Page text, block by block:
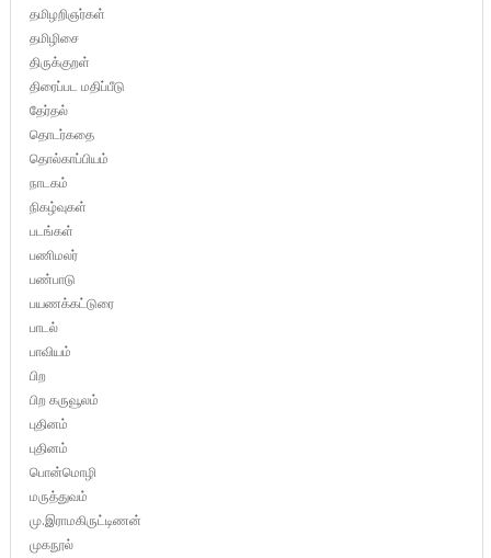
தமிழறிஞர்கள்
தமிழிசை
திருக்குறள்
திரைப்பட மதிப்பீடு
தேர்தல்
தொடர்கதை
தொல்காப்பியம்
நாடகம்
நிகழ்வுகள்
படங்கள்
பணிமலர்
பண்பாடு
பயணக்கட்டுரை
பாடல்
பாவியம்
பிற
பிற கருவூலம்
புதினம்
புதினம்
பொன்மொழி
மருத்துவம்
மு.இராமகிருட்டிணன்
முகநூல்